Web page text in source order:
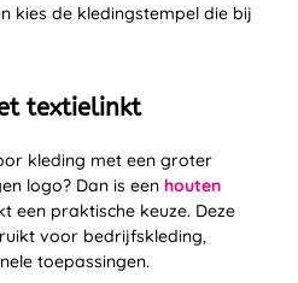
kies de kledingstempel die bij
textielinkt
kleding met een groter
logo? Dan is een houten
een praktische keuze. Deze
voor bedrijfskleding,
toepassingen.